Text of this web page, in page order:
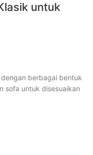
untuk
berbagai bentuk
sofa untuk disesuaikan